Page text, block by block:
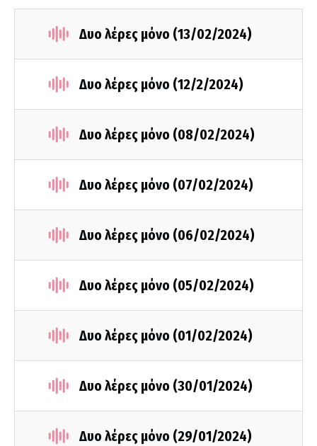
Δυο λέρες μόνο (13/02/2024)
Δυο λέρες μόνο (12/2/2024)
Δυο λέρες μόνο (08/02/2024)
Δυο λέρες μόνο (07/02/2024)
Δυο λέρες μόνο (06/02/2024)
Δυο λέρες μόνο (05/02/2024)
Δυο λέρες μόνο (01/02/2024)
Δυο λέρες μόνο (30/01/2024)
Δυο λέρες μόνο (29/01/2024)